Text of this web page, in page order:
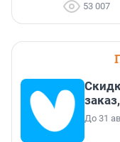
53 007
До 31